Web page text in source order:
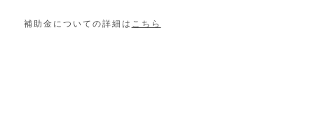
補助金についての詳細は こちら